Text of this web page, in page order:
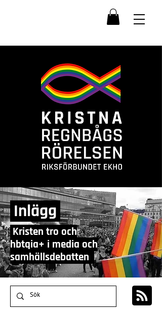
Inlägg
Kristen tro och
hbtqia+ i media och
samhällsdebatten